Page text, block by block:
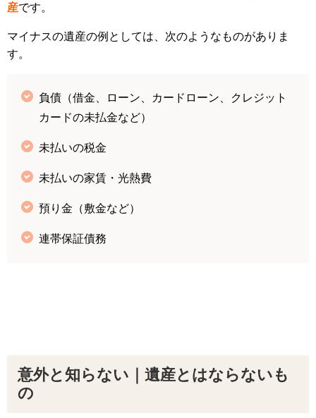
産です。
マイナスの遺産の例としては、次のようなものがありま
す。
負債（借金、ローン、カードローン、クレジット
カードの未払金など）
未払いの税金
未払いの家賃・光熱費
預り金（敷金など）
連帯保証債務
意外と知らない｜遺産とはならないも
の